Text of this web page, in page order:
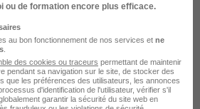
Responsable des
Responsable des relations
missions d'intérim de
sociales
ou de formation encore plus efficace.
au bon fonctionnement de nos services et ne
des cookies ou traceurs permettant de maintenir
pendant sa navigation sur le site, de stocker des
que les préférences des utilisateurs, les annonces
d'identification de l'utilisateur, vérifier s'il
garantir la sécurité du site web en